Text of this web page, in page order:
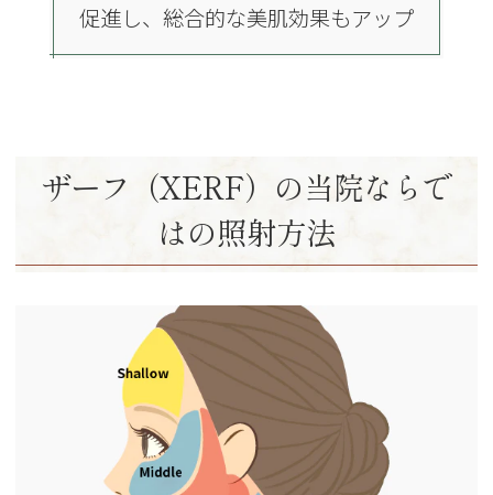
促進し、総合的な美肌効果もアップ
ザーフ（XERF）の当院ならで
はの照射方法